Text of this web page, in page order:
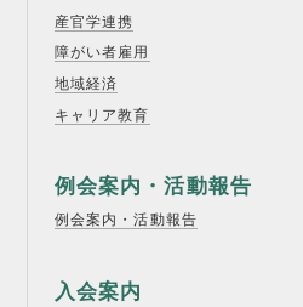
産官学連携
障がい者雇用
地域経済
キャリア教育
例会案内・活動報告
例会案内・活動報告
入会案内